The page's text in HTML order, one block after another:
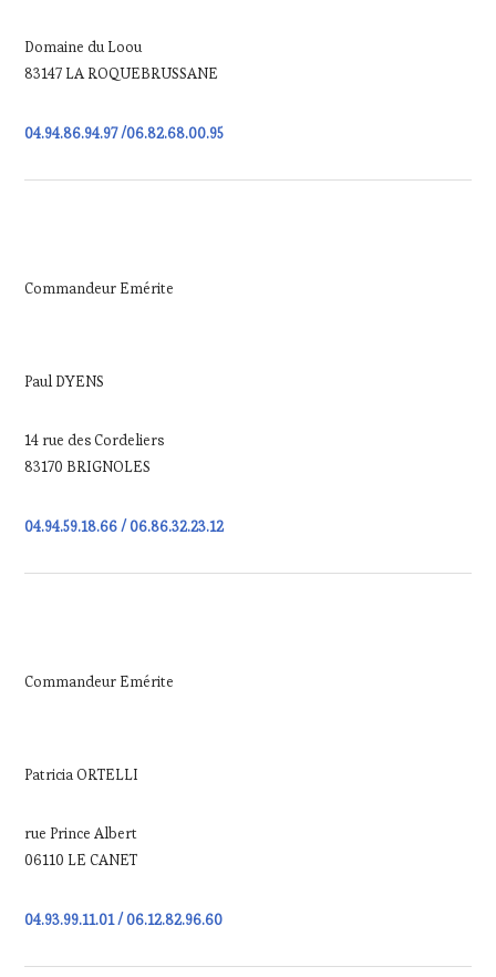
Domaine du Loou
83147 LA ROQUEBRUSSANE
04.94.86.94.97 /06.82.68.00.95
Commandeur Emérite
Paul DYENS
14 rue des Cordeliers
83170 BRIGNOLES
04.94.59.18.66 / 06.86.32.23.12
Commandeur Emérite
Patricia ORTELLI
rue Prince Albert
06110 LE CANET
04.93.99.11.01 / 06.12.82.96.60